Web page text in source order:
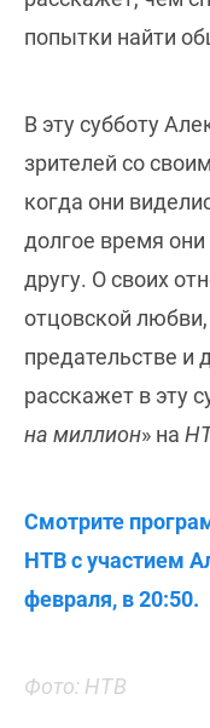
попытки найти
В эту субботу
зрителей со
когда они
долгое время они
другу. О своих
отцовской
предательстве и
расскажет в эту
на миллион» на
Смотрите
НТВ с участием
февраля, в 20:50.
Фото: НТВ